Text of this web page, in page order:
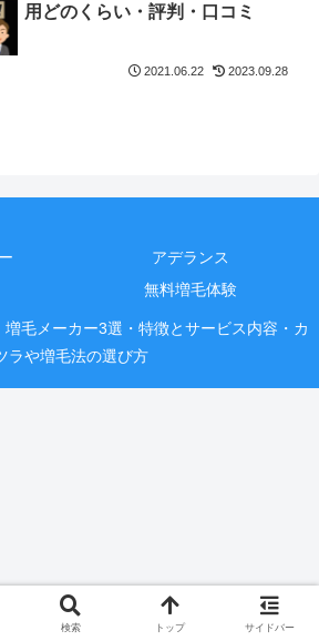
用どのくらい・評判・口コミ
2021.06.22 2023.09.28
アデランス
無料増毛体験
毛メーカー3選・特徴とサービス内容・カ
ラや増毛法の選び方
検索 トップ サイドバー